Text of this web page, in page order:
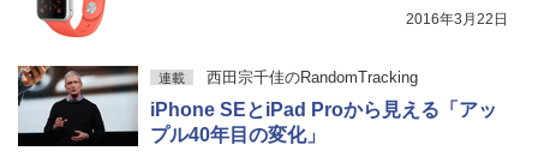
2016年3月22日
連載 西田宗千佳のRandomTracking
iPhone SEとiPad Proから見える「アッ
プル40年目の変化」